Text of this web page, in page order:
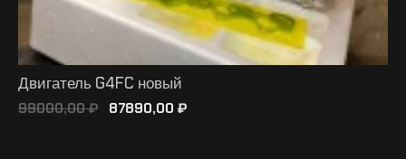
Двигатель G4FC новый
99000,00₽ 87890,00 ₽